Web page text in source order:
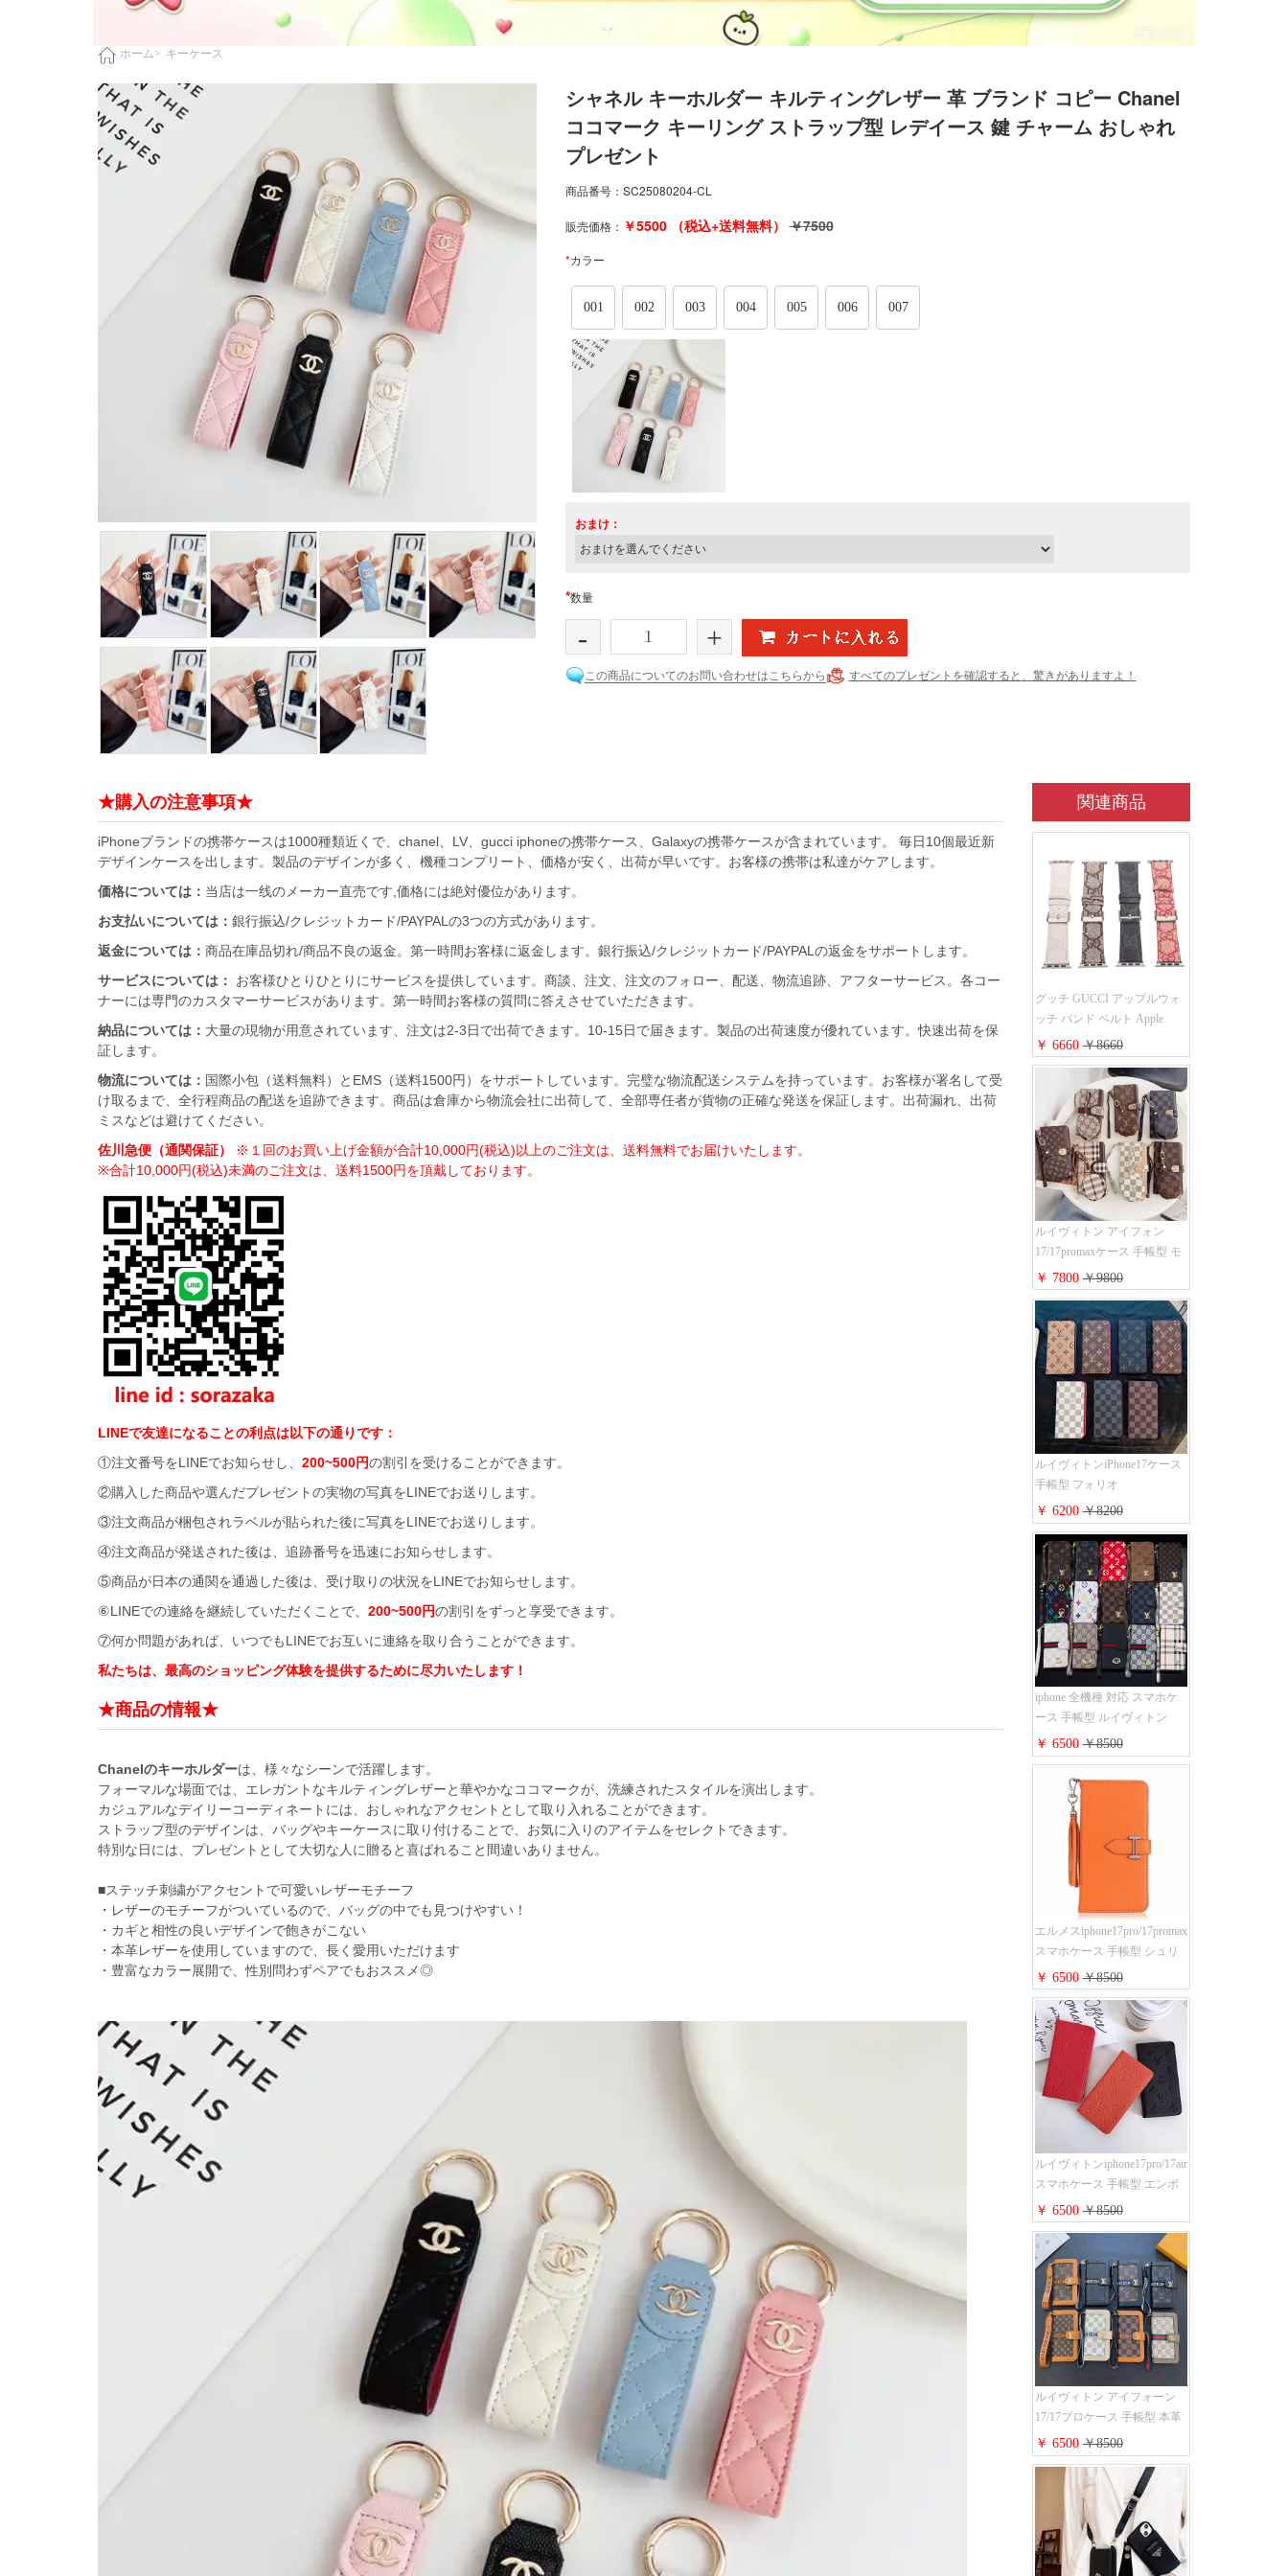
ホーム> キーケース
シャネル キーホルダー キルティングレザー 革 ブランド コピー Chanel
ココマーク キーリング ストラップ型 レデイース 鍵 チャーム おしゃれ
プレゼント
商品番号： SC25080204-CL
販売価格： ￥5500（税込+送料無料）￥7500
*カラー
001 002 003 004 005 006 007
おまけ：
*数量
- +
この商品についてのお問い合わせはこちらから すべてのプレゼントを確認すると、驚きがありますよ！
★購入の注意事項★
iPhoneブランドの携帯ケースは1000種類近くで、chanel、LV、gucci iphoneの携帯ケース、Galaxyの携帯ケースが含まれています。 毎日10個最近新
デザインケースを出します。製品のデザインが多く、機種コンプリート、価格が安く、出荷が早いです。お客様の携帯は私達がケアします。
価格については： 当店は一线のメーカー直売です,価格には絶対優位があります。
お支払いについては： 銀行振込/クレジットカード/PAYPALの3つの方式があります。
返金については： 商品在庫品切れ/商品不良の返金。第一時間お客様に返金します。銀行振込/クレジットカード/PAYPALの返金をサポートします。
サービスについては：
お客様ひとりひとりにサービスを提供しています。商談、注文、注文のフォロー、配送、物流追跡、アフターサービス。各コー
ナーには専門のカスタマーサービスがあります。第一時間お客様の質問に答えさせていただきます。
納品については： 大量の現物が用意されています、注文は2-3日で出荷できます。10-15日で届きます。製品の出荷速度が優れています。快速出荷を保
証します。
物流については： 国際小包（送料無料）とEMS（送料1500円）をサポートしています。完璧な物流配送システムを持っています。お客様が署名して受
け取るまで、全行程商品の配送を追跡できます。商品は倉庫から物流会社に出荷して、全部専任者が貨物の正確な発送を保証します。出荷漏れ、出荷
ミスなどは避けてください。
佐川急便（通関保証）
※１回のお買い上げ金額が合計10,000円(税込)以上のご注文は、送料無料でお届けいたします。
※合計10,000円(税込)未満のご注文は、送料1500円を頂戴しております。
LINEで友達になることの利点は以下の通りです：
①注文番号をLINEでお知らせし、 200~500円の割引を受けることができます。
②購入した商品や選んだプレゼントの実物の写真をLINEでお送りします。
③注文商品が梱包されラベルが貼られた後に写真をLINEでお送りします。
④注文商品が発送された後は、追跡番号を迅速にお知らせします。
⑤商品が日本の通関を通過した後は、受け取りの状況をLINEでお知らせします。
⑥LINEでの連絡を継続していただくことで、 200~500円の割引をずっと享受できます。
⑦何か問題があれば、いつでもLINEでお互いに連絡を取り合うことができます。
私たちは、最高のショッピング体験を提供するために尽力いたします！
★商品の情報★
Chanelのキーホルダーは、様々なシーンで活躍します。
フォーマルな場面では、エレガントなキルティングレザーと華やかなココマークが、洗練されたスタイルを演出します。
カジュアルなデイリーコーディネートには、おしゃれなアクセントとして取り入れることができます。
ストラップ型のデザインは、バッグやキーケースに取り付けることで、お気に入りのアイテムをセレクトできます。
特別な日には、プレゼントとして大切な人に贈ると喜ばれること間違いありません。
■ステッチ刺繍がアクセントで可愛いレザーモチーフ
・レザーのモチーフがついているので、バッグの中でも見つけやすい！
・カギと相性の良いデザインで飽きがこない
・本革レザーを使用していますので、長く愛用いただけます
・豊富なカラー展開で、性別問わずペアでもおススメ◎
関連商品
グッチ GUCCI アップルウォ
ッチ バンド ベルト Apple
Watch ベルト交換 レザーベル
ト レザーバンド ウォッチバ
ンド 38mm 40mm 42mm 44mm
人気新作
￥ 6660￥8660
ルイヴィトン アイフォン
17/17promaxケース 手帳型 モ
ノグラム 定番柄 airpods 4/3/2
proケース 2点セット激安 グ
ッチiphone16pro/16/15ケース
手帳型 財布カード入り 多機
能 ハイ ブランド Galaxy
S25/S24/S23手帳カバー おす
すめ
￥ 7800￥9800
ルイヴィトンiPhone17ケース
手帳型 フォリオ
iPhone17pro/17promaxケース
ダミエ モノグラム レザー 磁
石内蔵 LV アイフォン
16/16plus手帳ケース 超薄 ビ
ジネス風 メンズ レディース
おしゃれ ブランド
iphone15/14/13手帳型スマホケ
ース お 揃い
￥ 6200￥8200
iphone 全機種 対応 スマホケ
ース 手帳型 ルイヴィトン
iPhone17pro/17air/17e手帳型ケ
ース 安心する 買う モノグラ
ム シュリンクレザーLV アイ
フォン16/16promaxスマホケー
ス 手帳 多機能 グッチ
iphone15pro/14/13携帯ケース
大人 レディース メンズ スト
ラップ付き
￥ 6500￥8500
エルメスiphone17pro/17promax
スマホケース 手帳型 シュリ
ンクレザー タッセル ストラ
ップ 付き Hermes
iphone16pro/16ケース 財布型
スタンド機能 携帯カバー ハ
イ ブランド アイフォーン
15/14/13ケース 手帳 レディー
ス 人気
￥ 6500￥8500
ルイヴィトンiphone17pro/17air
スマホケース 手帳型 エンボ
スレザー 本革 モノグラム LV
アイフォン 16pro/16promaxケ
ース 手帳 型 カード入れ 高级
ブランド iPhone 15/14/13 pro
ケース 手帳型 男女通用 大人
かわいい
￥ 6500￥8500
ルイヴィトン アイフォーン
17/17プロケース 手帳型 本革
レザー モノグラム Louis
Vuitton iphone16/16promaxスマ
ホケース 手帳型 カード収納
iphone15/14/13ケース ビジネ
ス風 GUCCI galaxy s26/s25/s24
ケース 手帳型 大人 可愛い
￥ 6500￥8500